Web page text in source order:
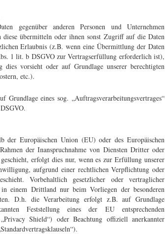
gegenüber anderen Personen und Unternehmen
übermitteln oder ihnen sonst Zugriff auf die Daten
Erlaubnis (z.B. wenn eine Übermittlung der Daten
1 lit. b DSGVO zur Vertragserfüllung erforderlich ist),
vorsieht oder auf Grundlage unserer berechtigten
etc.).
eines sog. „Auftragsverarbeitungsvertrages“
Europäischen Union (EU) oder des Europäischen
der Inanspruchnahme von Diensten Dritter oder
erfolgt dies nur, wenn es zur Erfüllung unserer
aufgrund einer rechtlichen Verpflichtung oder
Vorbehaltlich gesetzlicher oder vertraglicher
einem Drittland nur beim Vorliegen der besonderen
D.h. die Verarbeitung erfolgt z.B. auf Grundlage
Feststellung eines der EU entsprechenden
Shield“) oder Beachtung offiziell anerkannter